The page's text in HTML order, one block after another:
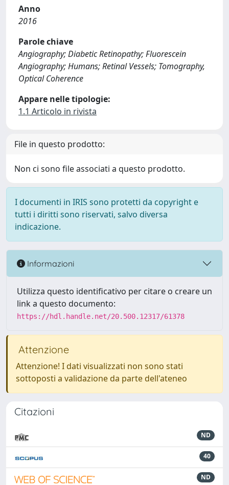
Anno
2016
Parole chiave
Angiography; Diabetic Retinopathy; Fluorescein
Angiography; Humans; Retinal Vessels; Tomography,
Optical Coherence
Appare nelle tipologie:
1.1 Articolo in rivista
File in questo prodotto:
Non ci sono file associati a questo prodotto.
I documenti in IRIS sono protetti da copyright e
tutti i diritti sono riservati, salvo diversa
indicazione.
Informazioni
Utilizza questo identificativo per citare o creare un
link a questo documento:
https://hdl.handle.net/20.500.12317/61378
Attenzione
Attenzione! I dati visualizzati non sono stati
sottoposti a validazione da parte dell'ateneo
Citazioni
ND
40
ND